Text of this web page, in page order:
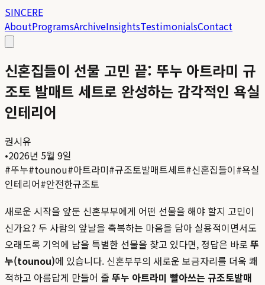
SINCERE
AboutProgramsArchiveInsightsTestimonialsContact
신혼집들이 선물 고민 끝: 뚜누 아트라미 규
조토 발매트 세트로 완성하는 감각적인 욕실
인테리어
권시유
•2026년 5월 9일
#뚜누#tounou#아트라미#규조토발매트세트#신혼집들이#욕실
인테리어#안전한규조토
새로운 시작을 앞둔 신혼부부에게 어떤 선물을 해야 할지 고민이
신가요? 두 사람의 앞날을 축복하는 마음을 담아 실용적이면서도
오래도록 기억에 남을 특별한 선물을 찾고 있다면, 정답은 바로 뚜
누(tounou)에 있습니다. 신혼부부의 새로운 보금자리를 더욱 쾌
적하고 아름답게 만들어 줄 뚜누 아트라미 빨아쓰는 규조토발매